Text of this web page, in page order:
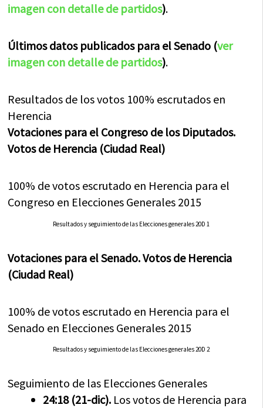
imagen con detalle de partidos).
Últimos datos publicados para el Senado (ver
imagen con detalle de partidos).
Resultados de los votos 100% escrutados en
Herencia
Votaciones para el Congreso de los Diputados.
Votos de Herencia (Ciudad Real)
100% de votos escrutado en Herencia para el
Congreso en Elecciones Generales 2015
Resultados y seguimiento de las Elecciones generales 20D 1
Votaciones para el Senado. Votos de Herencia
(Ciudad Real)
100% de votos escrutado en Herencia para el
Senado en Elecciones Generales 2015
Resultados y seguimiento de las Elecciones generales 20D 2
Seguimiento de las Elecciones Generales
24:18 (21-dic). Los votos de Herencia para